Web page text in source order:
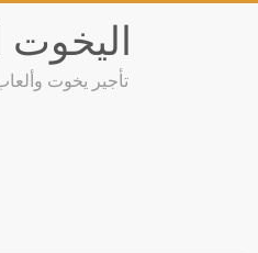
اليخوت
تأجير يخوت